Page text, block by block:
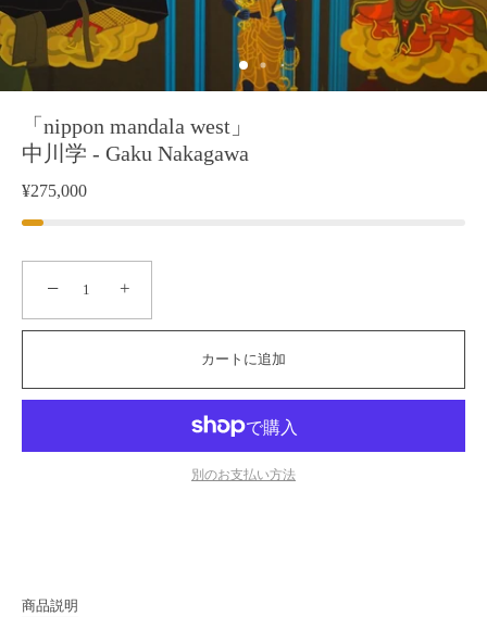
「nippon mandala west」
中川学 - Gaku Nakagawa
¥275,000
− +
カートに追加
別のお支払い方法
商品説明